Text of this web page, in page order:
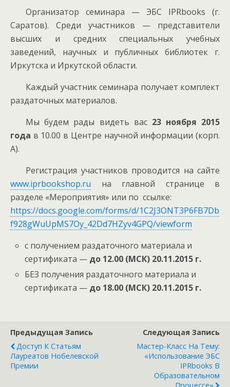
Организатор семинара — ЭБС IPRbooks (г.
Саратов). Среди участников — представители
высших и средних специальных учебных
заведений, научных и публичных библиотек г.
Иркутска и Иркутской области.
Каждый участник семинара получает комплект
раздаточных материалов.
Мы будем рады видеть вас23 ноября 2015
года в 10.00 в Центре научной информации (корп.
А).
Регистрация участников проводится на сайте
www.iprbookshop.ru на главной странице в
разделе «Мероприятия» или по ссылке:
https://docs.google.com/forms/d/1C2J3ONT3P6FB7Db
f928gWuUpMS7Oy_42Dd7HZyv4GPQ/viewform
с получением раздаточного материала и
сертификата — до 12.00 (МСК) 20.11.2015 г.
БЕЗ получения раздаточного материала и
сертификата — до 18.00 (МСК) 20.11.2015 г.
Предыдущая Запись
Доступ К Статьям
Лауреатов Нобелевской
Премии
Следующая Запись
Мастер-Класс На Тему:
«Использование ЭБС
IPRbooks В
Образовательном